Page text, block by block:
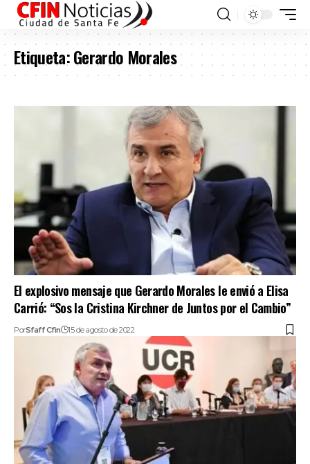
Etiqueta:Gerardo Morales
El explosivo mensaje que Gerardo Morales le envió a Elisa
Carrió: “Sos la Cristina Kirchner de Juntos por el Cambio”
PorSfaff Cfin 15 de agosto de 2022